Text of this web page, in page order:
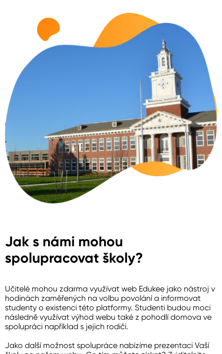
Jak s námi mohou
spolupracovat školy?
Učitelé mohou zdarma využívat web Edukee jako nástroj v
hodinách zaměřených na volbu povolání a informovat
studenty o existenci této platformy. Studenti budou moci
následně využívat výhod webu také z pohodlí domova ve
spolupráci například s jejich rodiči.
Jako další možnost spolupráce nabízíme prezentaci Vaší